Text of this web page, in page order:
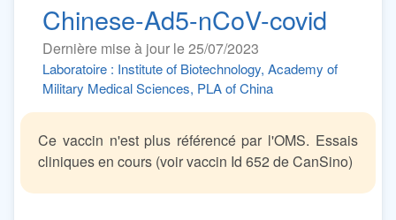
Chinese-Ad5-nCoV-covid
Dernière mise à jour le 25/07/2023
Laboratoire : Institute of Biotechnology, Academy of
Military Medical Sciences, PLA of China
Ce vaccin n'est plus référencé par l'OMS. Essais
cliniques en cours (voir vaccin Id 652 de CanSino)